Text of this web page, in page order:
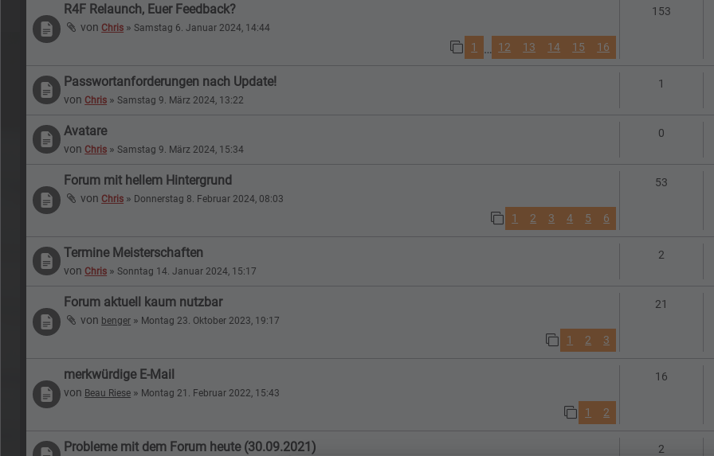
R4F Relaunch, Euer Feedback?
von Chris » Samstag 6. Januar 2024, 14:44
1 … 12 13 14 15 16
153
Passwortanforderungen nach Update!
von Chris » Samstag 9. März 2024, 13:22
1
Avatare
von Chris » Samstag 9. März 2024, 15:34
0
Forum mit hellem Hintergrund
von Chris » Donnerstag 8. Februar 2024, 08:03
1 2 3 4 5 6
53
Termine Meisterschaften
von Chris » Sonntag 14. Januar 2024, 15:17
2
Forum aktuell kaum nutzbar
von benger » Montag 23. Oktober 2023, 19:17
1 2 3
21
merkwürdige E-Mail
von Beau Riese » Montag 21. Februar 2022, 15:43
1 2
16
Probleme mit dem Forum heute (30.09.2021) 2